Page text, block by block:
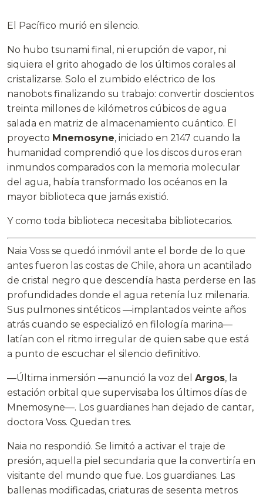
El Pacífico murió en silencio.
No hubo tsunami final, ni erupción de vapor, ni
siquiera el grito ahogado de los últimos corales al
cristalizarse. Solo el zumbido eléctrico de los
nanobots finalizando su trabajo: convertir doscientos
treinta millones de kilómetros cúbicos de agua
salada en matriz de almacenamiento cuántico. El
proyecto Mnemosyne, iniciado en 2147 cuando la
humanidad comprendió que los discos duros eran
inmundos comparados con la memoria molecular
del agua, había transformado los océanos en la
mayor biblioteca que jamás existió.
Y como toda biblioteca necesitaba bibliotecarios.
Naia Voss se quedó inmóvil ante el borde de lo que
antes fueron las costas de Chile, ahora un acantilado
de cristal negro que descendía hasta perderse en las
profundidades donde el agua retenía luz milenaria.
Sus pulmones sintéticos —implantados veinte años
atrás cuando se especializó en filología marina—
latían con el ritmo irregular de quien sabe que está
a punto de escuchar el silencio definitivo.
—Última inmersión —anunció la voz del Argos, la
estación orbital que supervisaba los últimos días de
Mnemosyne—. Los guardianes han dejado de cantar,
doctora Voss. Quedan tres.
Naia no respondió. Se limitó a activar el traje de
presión, aquella piel secundaria que la convertiría en
visitante del mundo que fue. Los guardianes. Las
ballenas modificadas, criaturas de sesenta metros